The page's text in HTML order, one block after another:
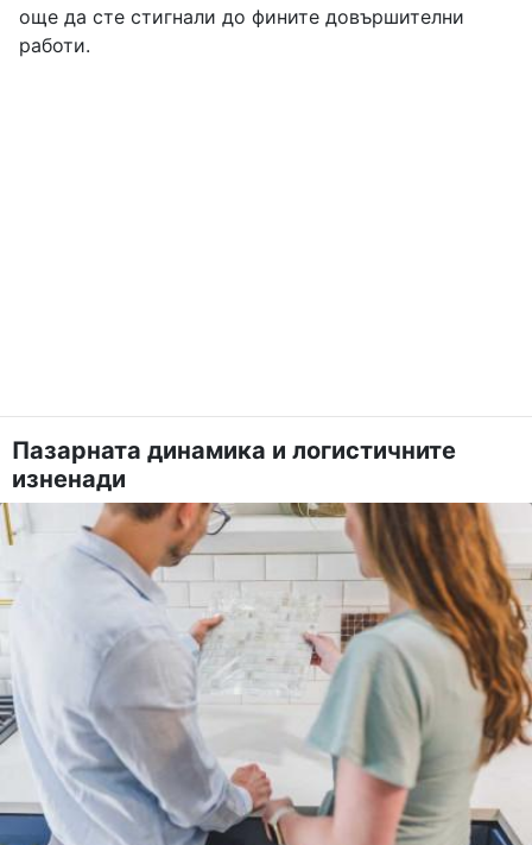
още да сте стигнали до фините довършителни
работи.
Пазарната динамика и логистичните
изненади